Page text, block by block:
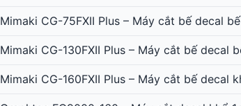
Mimaki CG-75FXII Plus – Máy cắt bế decal
Mimaki CG-130FXII Plus – Máy cắt bế decal
Mimaki CG-160FXII Plus – Máy cắt bế decal